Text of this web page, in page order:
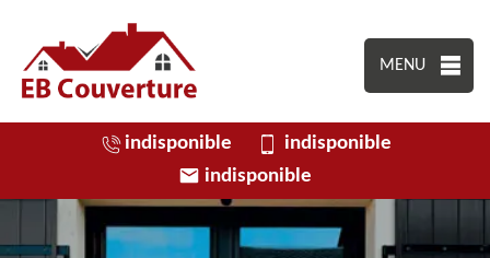
MENU
indisponible
indisponible
indisponible